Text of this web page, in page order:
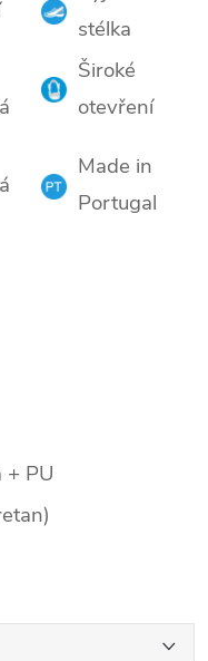
stélka
Široké
otevření
Made in
Portugal
+ PU